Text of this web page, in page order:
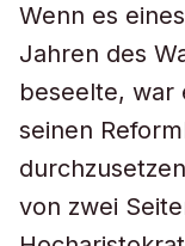
Wenn es
Jahren des
beseelte, war
seinen
von zwei